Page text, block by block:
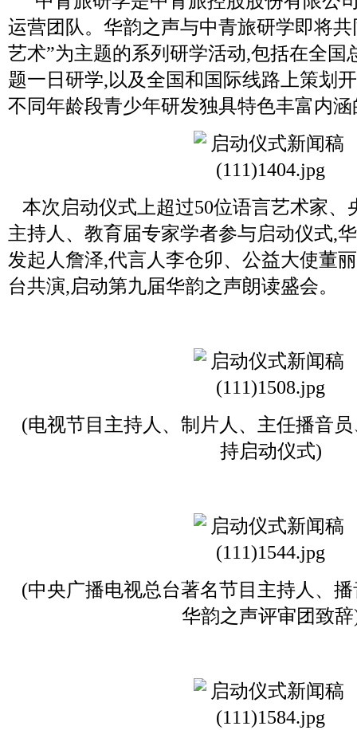
运营团队。华韵之声与中青旅研学即将
艺术”为主题的系列研学活动,包括在全国
题一日研学,以及全国和国际线路上策划
不同年龄段青少年研发独具特色丰富内
本次启动仪式上超过50位语言艺术家、
主持人、教育届专家学者参与启动仪式,
发起人詹泽,代言人李仓卯、公益大使董
台共演,启动第九届华韵之声朗读盛会。
(电视节目主持人、制片人、主任播音
持启动仪式)
(中央广播电视总台著名节目主持人、
华韵之声评审团致